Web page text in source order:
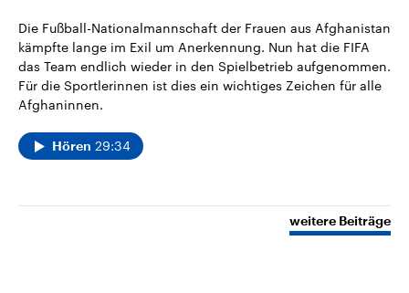
Die Fußball-Nationalmannschaft der Frauen aus Afghanistan
kämpfte lange im Exil um Anerkennung. Nun hat die FIFA
das Team endlich wieder in den Spielbetrieb aufgenommen.
Für die Sportlerinnen ist dies ein wichtiges Zeichen für alle
Afghaninnen.
Hören 29:34
weitere Beiträge